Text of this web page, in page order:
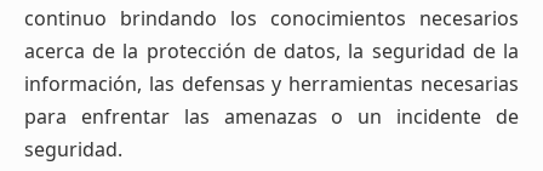
continuo brindando los conocimientos necesarios
acerca de la protección de datos, la seguridad de la
información, las defensas y herramientas necesarias
para enfrentar las amenazas o un incidente de
seguridad.